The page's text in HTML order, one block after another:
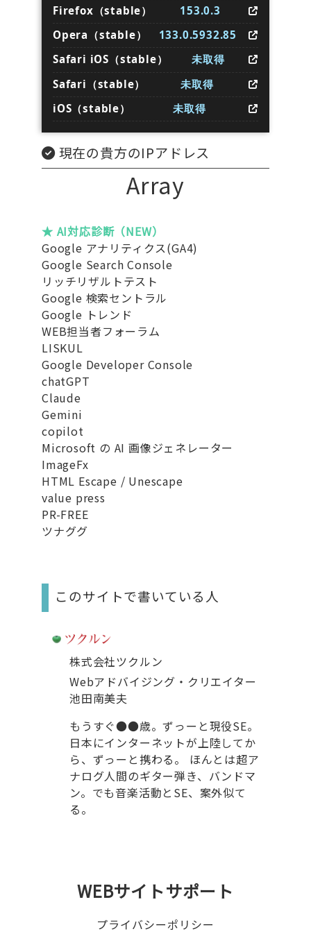
Firefox（stable）
153.0.3
Opera（stable）
133.0.5932.85
Safari iOS（stable）
未取得
Safari（stable）
未取得
iOS（stable）
未取得
現在の貴方のIPアドレス
Array
★ AI対応診断（NEW）
Google アナリティクス(GA4)
Google Search Console
リッチリザルトテスト
Google 検索セントラル
Google トレンド
WEB担当者フォーラム
LISKUL
Google Developer Console
chatGPT
Claude
Gemini
copilot
Microsoft の AI 画像ジェネレーター
ImageFx
HTML Escape / Unescape
value press
PR-FREE
ツナググ
このサイトで書いている人
株式会社ツクルン
Webアドバイジング・クリエイター
池田南美夫
もうすぐ●●歳。ずっーと現役SE。
日本にインターネットが上陸してか
ら、ずっーと携わる。 ほんとは超ア
ナログ人間のギター弾き、バンドマ
ン。でも音楽活動とSE、案外似て
る。
WEBサイトサポート
プライバシーポリシー